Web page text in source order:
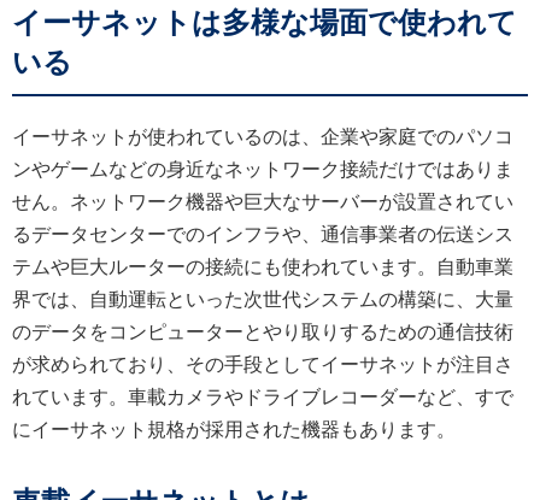
イーサネットは多様な場面で使われて
いる
イーサネットが使われているのは、企業や家庭でのパソコ
ンやゲームなどの身近なネットワーク接続だけではありま
せん。ネットワーク機器や巨大なサーバーが設置されてい
るデータセンターでのインフラや、通信事業者の伝送シス
テムや巨大ルーターの接続にも使われています。自動車業
界では、自動運転といった次世代システムの構築に、大量
のデータをコンピューターとやり取りするための通信技術
が求められており、その手段としてイーサネットが注目さ
れています。車載カメラやドライブレコーダーなど、すで
にイーサネット規格が採用された機器もあります。